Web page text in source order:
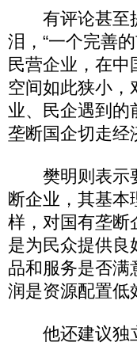
有评论甚至提
泪，“一个完善
民营企业，在中
空间如此狭小，
业、民企遇到的
垄断国企切走经
樊明则表示要
断企业，其基
样，对国有垄断
是为民众提供良
品和服务是否满
润是资源配置低
他还建议独立